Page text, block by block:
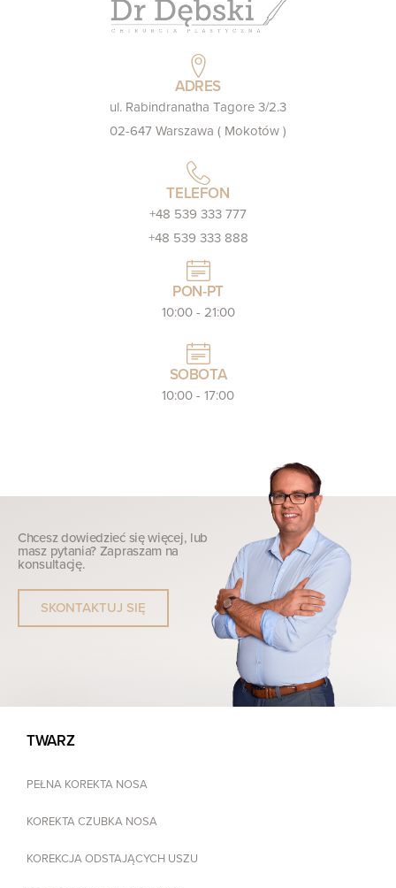
ADRES
ul. Rabindranatha Tagore 3/2.3
02-647 Warszawa ( Mokotów )
TELEFON
+48 539 333 777
+48 539 333 888
PON-PT
10:00 - 21:00
SOBOTA
10:00 - 17:00
Chcesz dowiedzieć się więcej, lub
masz pytania? Zapraszam na
konsultację.
SKONTAKTUJ SIĘ
TWARZ
PEŁNA KOREKTA NOSA
KOREKTA CZUBKA NOSA
KOREKCJA ODSTAJĄCYCH USZU